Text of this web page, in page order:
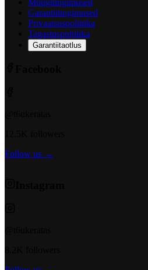
Müügitingimused
Garantiitingimused
Privaatsuspoliitika
Tagastuspoliitika
Garantiitaotlus
Follow us →